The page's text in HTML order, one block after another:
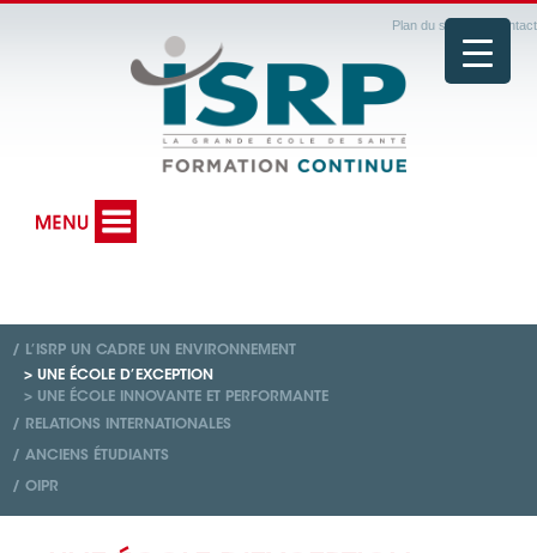
Plan du site Contact
/ L’ISRP UN CADRE UN ENVIRONNEMENT
> UNE ÉCOLE D’EXCEPTION
> UNE ÉCOLE INNOVANTE ET PERFORMANTE
/ RELATIONS INTERNATIONALES
/ ANCIENS ÉTUDIANTS
/ OIPR